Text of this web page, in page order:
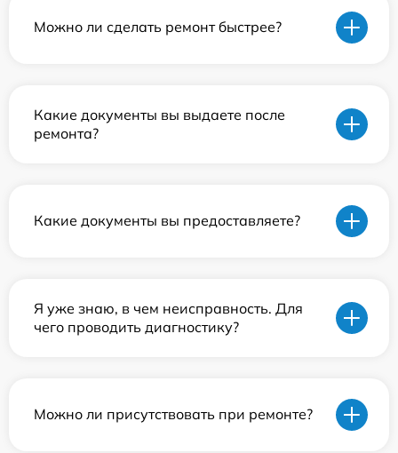
Можно ли сделать ремонт быстрее?
Какие документы вы выдаете после
ремонта?
Какие документы вы предоставляете?
Я уже знаю, в чем неисправность. Для
чего проводить диагностику?
Можно ли присутствовать при ремонте?